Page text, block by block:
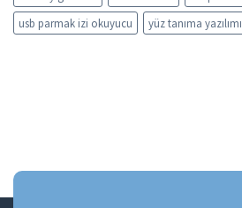
usb parmak izi okuyucu
yüz tanıma yazılımı